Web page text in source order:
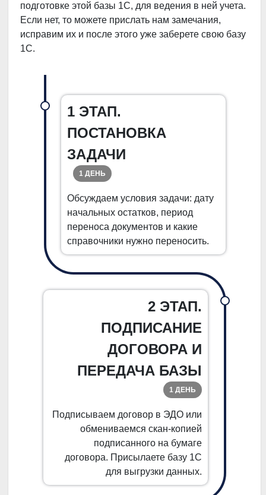
подготовке этой базы 1С, для ведения в ней учета.
Если нет, то можете прислать нам замечания,
исправим их и после этого уже заберете свою базу
1С.
1 ЭТАП.
ПОСТАНОВКА
ЗАДАЧИ
1 ДЕНЬ
Обсуждаем условия задачи: дату
начальных остатков, период
переноса документов и какие
справочники нужно переносить.
2 ЭТАП.
ПОДПИСАНИЕ
ДОГОВОРА И
ПЕРЕДАЧА БАЗЫ
1 ДЕНЬ
Подписываем договор в ЭДО или
обмениваемся скан-копией
подписанного на бумаге
договора. Присылаете базу 1С
для выгрузки данных.